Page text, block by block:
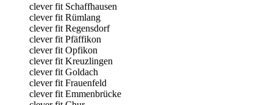
clever fit Schaffhausen
clever fit Rümlang
clever fit Regensdorf
clever fit Pfäffikon
clever fit Opfikon
clever fit Kreuzlingen
clever fit Goldach
clever fit Frauenfeld
clever fit Emmenbrücke